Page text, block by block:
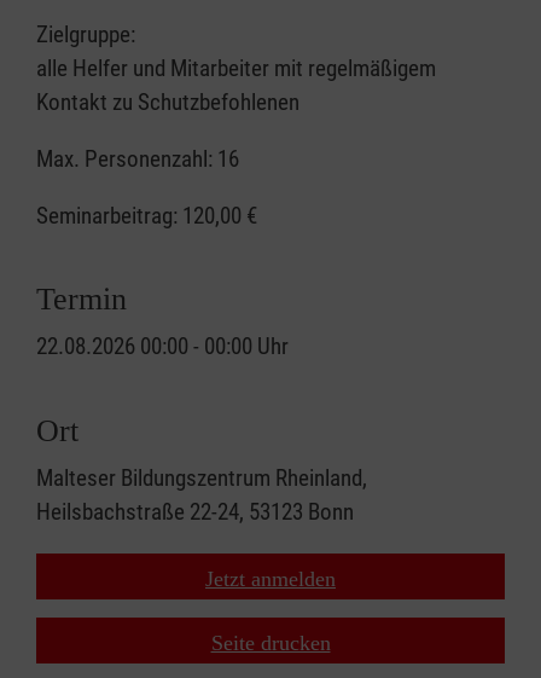
Zielgruppe:
alle Helfer und Mitarbeiter mit regelmäßigem
Kontakt zu Schutzbefohlenen
Max. Personenzahl: 16
Seminarbeitrag: 120,00 €
Termin
22.08.2026 00:00 - 00:00 Uhr
Ort
Malteser Bildungszentrum Rheinland,
Heilsbachstraße 22-24, 53123 Bonn
Jetzt anmelden
Seite drucken